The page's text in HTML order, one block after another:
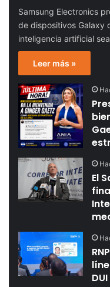
Samsung Electronics
de dispositivos Galaxy
inteligencia artificial
Leer más »
El